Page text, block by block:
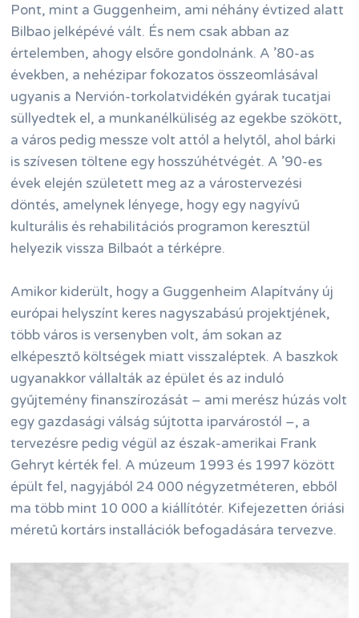
Pont, mint a Guggenheim, ami néhány évtized alatt
Bilbao jelképévé vált. És nem csak abban az
értelemben, ahogy elsőre gondolnánk. A ’80-as
években, a nehézipar fokozatos összeomlásával
ugyanis a Nervión-torkolatvidékén gyárak tucatjai
süllyedtek el, a munkanélküliség az egekbe szökött,
a város pedig messze volt attól a helytől, ahol bárki
is szívesen töltene egy hosszúhétvégét. A ’90-es
évek elején született meg az a várostervezési
döntés, amelynek lényege, hogy egy nagyívű
kulturális és rehabilitációs programon keresztül
helyezik vissza Bilbaót a térképre.
Amikor kiderült, hogy a Guggenheim Alapítvány új
európai helyszínt keres nagyszabású projektjének,
több város is versenyben volt, ám sokan az
elképesztő költségek miatt visszaléptek. A baszkok
ugyanakkor vállalták az épület és az induló
gyűjtemény finanszírozását – ami merész húzás volt
egy gazdasági válság sújtotta iparvárostól –, a
tervezésre pedig végül az észak-amerikai Frank
Gehryt kérték fel. A múzeum 1993 és 1997 között
épült fel, nagyjából 24 000 négyzetméteren, ebből
ma több mint 10 000 a kiállítótér. Kifejezetten óriási
méretű kortárs installációk befogadására tervezve.